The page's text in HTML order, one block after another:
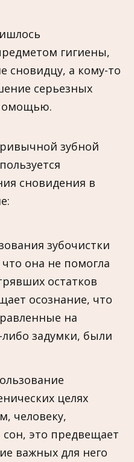
гигиены,
сновидцу, а кому-то
серьезных
зубной
сновидения в
зубочистки
она не помогла
остатков
осознание, что
на
задумки, были
целях
человеку,
это предвещает
важных для него